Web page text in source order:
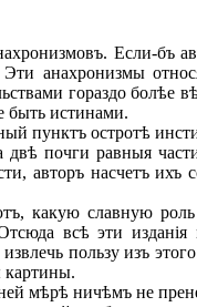
Если-бъ
Эти анахронизмы
гораздо
быть истинами.
пунктъ остротѣ
почги равныя
авторъ насчетъ
какую славную роль
всѣ эти
пользу изъ
картины.
мѣрѣ ничѣмъ не